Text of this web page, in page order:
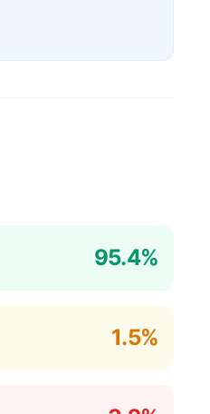
95.4%
1.5%